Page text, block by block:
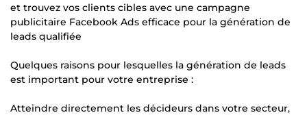
et trouvez vos clients cibles avec une campagne
publicitaire Facebook Ads efficace pour la génération de
leads qualifiée
Quelques raisons pour lesquelles la génération de leads
est important pour votre entreprise :
Atteindre directement les décideurs dans votre secteur,